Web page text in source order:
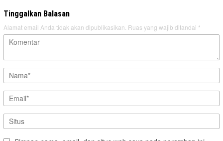
Tinggalkan Balasan
Alamat email Anda tidak akan dipublikasikan. Ruas yang wajib ditandai *